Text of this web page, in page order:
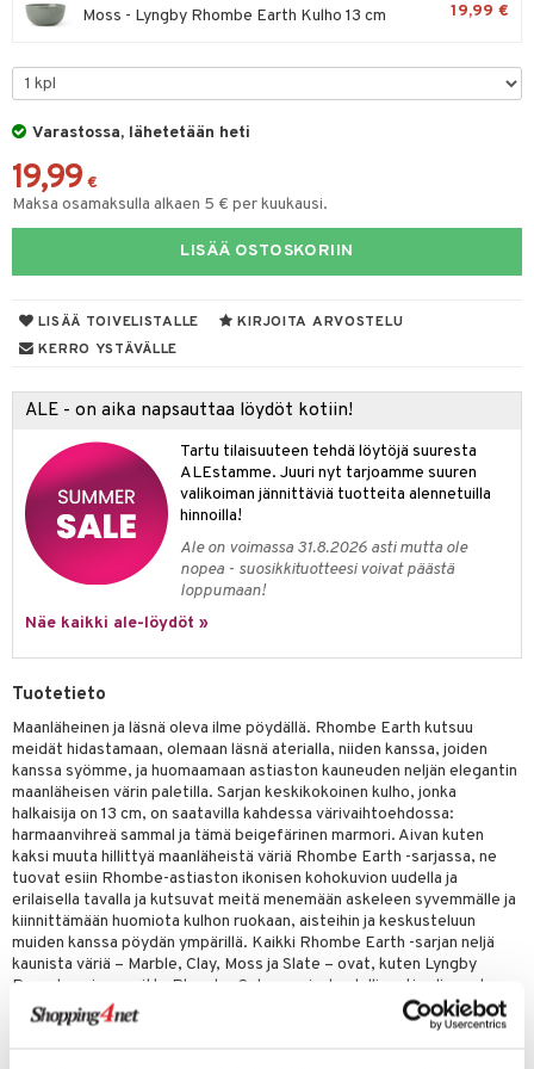
Moss - Lyngby Rhombe Earth Kulho 13 cm 19,99 €
Varastossa, lähetetään heti
19,99 €
Maksa osamaksulla alkaen 5 € per kuukausi.
LISÄÄ OSTOSKORIIN
LISÄÄ TOIVELISTALLE
KIRJOITA ARVOSTELU
KERRO YSTÄVÄLLE
ALE - on aika napsauttaa löydöt kotiin!
Tartu tilaisuuteen tehdä löytöjä suuresta
ALEstamme. Juuri nyt tarjoamme suuren
valikoiman jännittäviä tuotteita alennetuilla
hinnoilla!
Ale on voimassa 31.8.2026 asti mutta ole
nopea - suosikkituotteesi voivat päästä
loppumaan!
Näe kaikki ale-löydöt »
Tuotetieto
Maanläheinen ja läsnä oleva ilme pöydällä. Rhombe Earth kutsuu
meidät hidastamaan, olemaan läsnä aterialla, niiden kanssa, joiden
kanssa syömme, ja huomaamaan astiaston kauneuden neljän elegantin
maanläheisen värin paletilla. Sarjan keskikokoinen kulho, jonka
halkaisija on 13 cm, on saatavilla kahdessa värivaihtoehdossa:
harmaanvihreä sammal ja tämä beigefärinen marmori. Aivan kuten
kaksi muuta hillittyä maanläheistä väriä Rhombe Earth -sarjassa, ne
tuovat esiin Rhombe-astiaston ikonisen kohokuvion uudella ja
erilaisella tavalla ja kutsuvat meitä menemään askeleen syvemmälle ja
kiinnittämään huomiota kulhon ruokaan, aisteihin ja keskusteluun
muiden kanssa pöydän ympärillä. Kaikki Rhombe Earth -sarjan neljä
kaunista väriä – Marble, Clay, Moss ja Slate – ovat, kuten Lyngby
Porcelænsin suosittu Rhombe Color -sarja, huolellisesti valinneet
suunnittelijaduo Stilleben, johon kuuluvat Ditte Reckweg ja Jelena
Schou Nordentoft. Käytä eri Rhombe Earth -osia yhdessä
& Vihannesveitset
tarvikkeita
koristelu
säilytys
tekstiilit
& Tyynyliinat
& Peitot
& Koukut
& Korit
& Veistokset
Art
& Lyhdyt
& Korit
tekstiilit
tekstiilit
tekstiilit
& Tyynyliinat
& Peitot
hyönteissuoja
& Lyhdyt
& vastauksia